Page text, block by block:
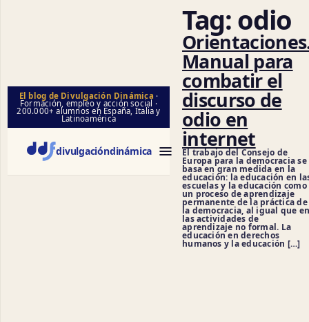
El blog de Divulgación Dinámica ·
Formación, empleo y acción social ·
200.000+ alumnos en España, Italia y
Latinoamérica
divulgacióndinámica
Tag:odio
Manual para
combatir el
discurso de
odio en
internet
El trabajo del Consejo de
Europa para la democracia se
basa en gran medida en la
educación: la educación en
escuelas y la educación como
un proceso de aprendizaje
permanente de la práctica de
la democracia, al igual que
las actividades de
aprendizaje no formal. La
educación en derechos
humanos y la educación […]